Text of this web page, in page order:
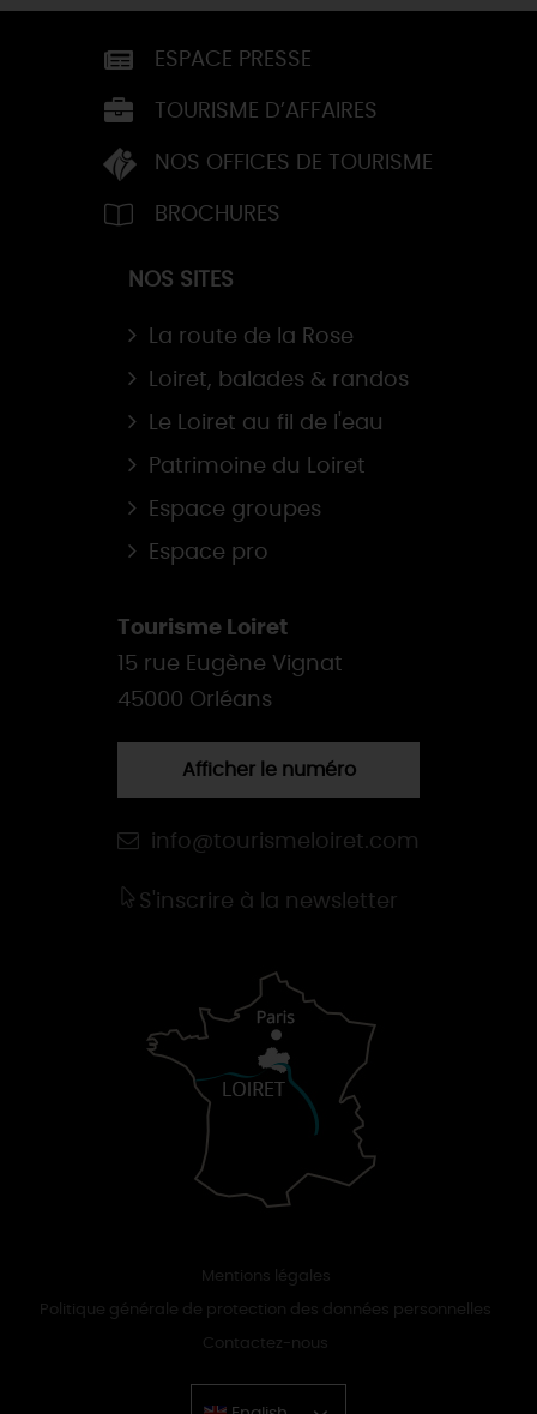
ESPACE PRESSE
TOURISME D’AFFAIRES
NOS OFFICES DE TOURISME
BROCHURES
NOS SITES
La route de la Rose
Loiret, balades & randos
Le Loiret au fil de l'eau
Patrimoine du Loiret
Espace groupes
Espace pro
Tourisme Loiret
15 rue Eugène Vignat
45000 Orléans
Afficher le numéro
info@tourismeloiret.com
S'inscrire à la newsletter
Mentions légales
Politique générale de protection des données personnelles
Contactez-nous